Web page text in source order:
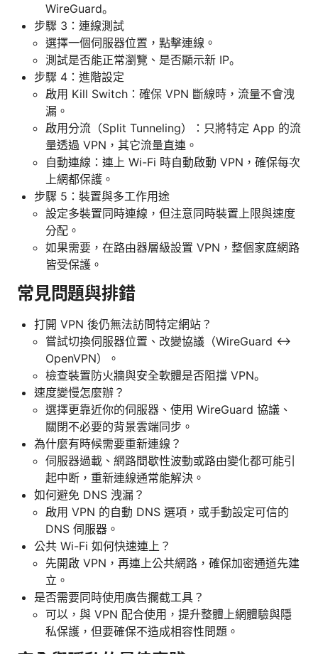
WireGuard。
步驟 3：連線測試
選擇一個伺服器位置，點擊連線。
測試是否能正常瀏覽、是否顯示新 IP。
步驟 4：進階設定
啟用 Kill Switch：確保 VPN 斷線時，流量不會洩
漏。
啟用分流（Split Tunneling）：只將特定 App 的流
量透過 VPN，其它流量直連。
自動連線：連上 Wi-Fi 時自動啟動 VPN，確保每次
上網都保護。
步驟 5：裝置與多工作用途
設定多裝置同時連線，但注意同時裝置上限與速度
分配。
如果需要，在路由器層級設置 VPN，整個家庭網路
皆受保護。
常見問題與排錯
打開 VPN 後仍無法訪問特定網站？
嘗試切換伺服器位置、改變協議（WireGuard ↔
OpenVPN）。
檢查裝置防火牆與安全軟體是否阻擋 VPN。
速度變慢怎麼辦？
選擇更靠近你的伺服器、使用 WireGuard 協議、
關閉不必要的背景雲端同步。
為什麼有時候需要重新連線？
伺服器過載、網路間歇性波動或路由變化都可能引
起中断，重新連線通常能解決。
如何避免 DNS 洩漏？
啟用 VPN 的自動 DNS 選項，或手動設定可信的
DNS 伺服器。
公共 Wi-Fi 如何快速連上？
先開啟 VPN，再連上公共網路，確保加密通道先建
立。
是否需要同時使用廣告攔截工具？
可以，與 VPN 配合使用，提升整體上網體驗與隱
私保護，但要確保不造成相容性問題。